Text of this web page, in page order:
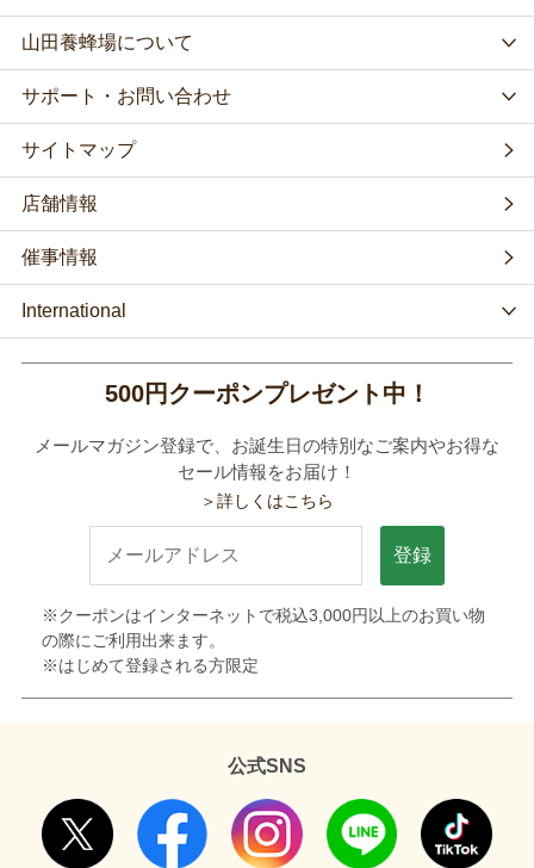
山田養蜂場について
サポート・お問い合わせ
サイトマップ
店舗情報
催事情報
International
500円クーポンプレゼント中！
メールマガジン登録で、お誕生日の特別なご案内やお得な
セール情報をお届け！
＞詳しくはこちら
登録
※クーポンはインターネットで税込3,000円以上のお買い物
の際にご利用出来ます。
※はじめて登録される方限定
公式SNS